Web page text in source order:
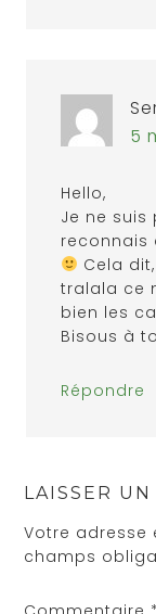
5
Hello,
Je ne
reconnais
Cela
tralala ce
bien les
Bisous à
Répondre
LAISSER
Votre adresse
champs